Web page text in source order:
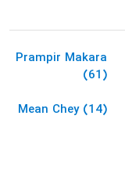
Prampir Makara
(61)
Mean Chey (14)